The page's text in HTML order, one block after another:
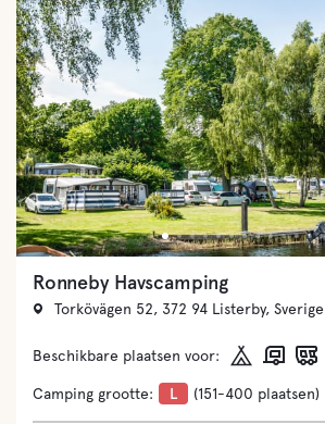
‹
Ronneby Havscamping
Torkövägen 52, 372 94 Listerby, Sverige
Beschikbare plaatsen voor:
Camping grootte: L (151-400 plaatsen)